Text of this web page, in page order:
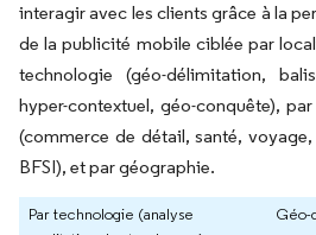
interagir avec les clients grâce à la
de la publicité mobile ciblée par
technologie (géo-délimitation,
hyper-contextuel, géo-conquête),
(commerce de détail, santé,
BFSI), et par géographie.
Par technologie (analyse
Géo-